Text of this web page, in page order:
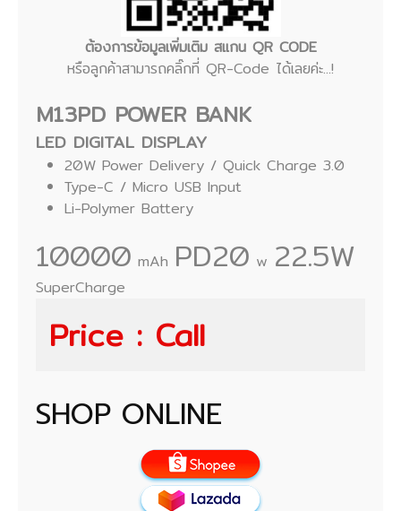
ต้องการข้อมูลเพิ่มเติม สแกน QR CODE
หรือลูกค้าสามารถคลิ๊กที่ QR-Code ได้เลยค่ะ...!
M13PD POWER BANK
LED DIGITAL DISPLAY
20W Power Delivery / Quick Charge 3.0
Type-C / Micro USB Input
Li-Polymer Battery
10000 mAh PD20 w 22.5W
SuperCharge
Price : Call
SHOP ONLINE